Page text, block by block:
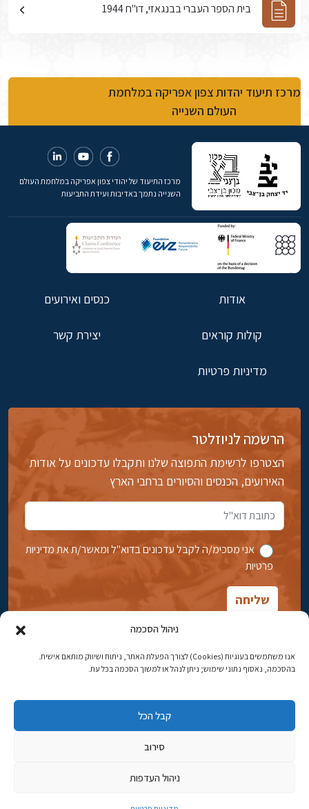
ניהול הסכמה
אנו משתמשים בעוגיות (Cookies) לצורך הפעלת האתר, ניתוח ושיווק מותאם אישית.
בהסכמה, נאסוף נתוני שימוש; ניתן לנהל או למשוך הסכמה בכל עת.
קבל הכל
סירוב
ניהול העדפות
בית הספר העברי בבנגאזי, דו"ח 1944
מרכז תיעוד יהדות צפון אפריקה במלחמת
העולם השנייה
מרכז התיעוד של יהודי צפון אפריקה במלחמת העולם
השנייה נתמך באדיבות ועידת התביעות
אודות כנסים ואירועים
קולות קוראים יצירת קשר
מדיניות פרטיות
הרשמה לניוזלטר
הצטרפו לרשימת התפוצה שלנו ותקבלו עדכונים על אודות
האירועים, הכנסים והסיורים ברחבי הארץ
אני מסכימ/ה לקבל עדכונים בדוא''ל ומאשר/ת את מדיניות
פרטיות
אבן גבירול 14, רחביה, ירושלים
טלפון:02-5398869
כתובת דוא"ל:najww2@ybz.org.il
© כל הזכויות שמורות ליד יצחק בן-צבי ירושלים